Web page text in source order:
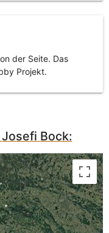
der Seite. Das
Projekt.
Bock: